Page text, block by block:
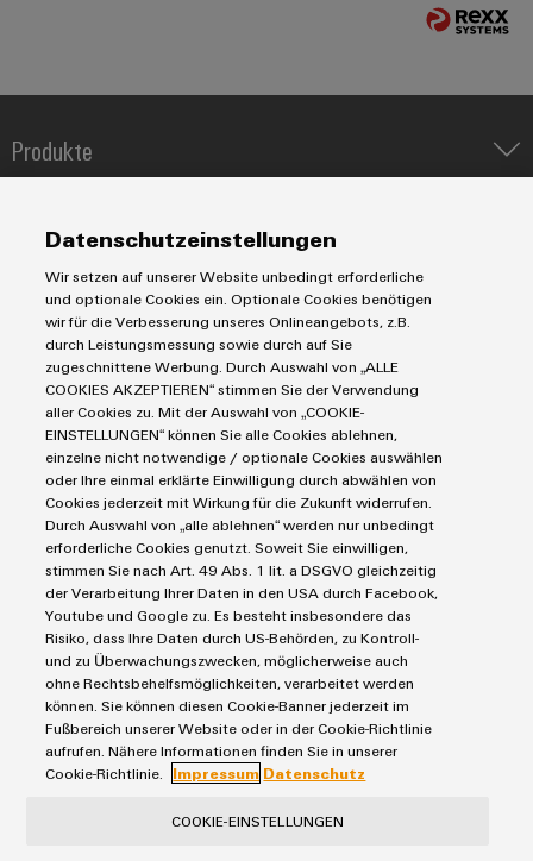
Ihre Industrie.
Industrial
Connectivity.
Weidmüller
Configurator
Digital
Engineering
neuen Niveau
‒ intuitiv,
schnell
Produkte
Koppelrelais
Leiterplattensteckverbinder und Leiterplattenklemmen
Markierungssysteme
Reihenklemmen
Stromversorgungen
Industrial IoT
Industrial Security
Single Pair Ethernet
Smart Metering
SNAP IN Anschlusstechnologie
Workplace Solutions
Service
Connectivity Consulting
eShop / Digitale Bestellmöglichkeiten
Engineering-Daten
PCB Connector Services
Support Center
Technische Produktkataloge
Weidmüller Configurator
Industrien
Datencenter
Gerätehersteller
Maschinenbau
Photovoltaik
Wasserstoff
Weidmüller Industry Match
Windenergie
Impressum
Einkaufs- /Lieferanteninformationen
Datenschutzerklärung
Cookie Richtlinie
Cookie Einstellungen
Weidmüller GmbH & Co KG
Klingenbergstraße 26
32758 Detmold
Tel.: +49 5231 14-280
Datenschutzeinstellungen
Wir setzen auf unserer Website unbedingt erforderliche
und optionale Cookies ein. Optionale Cookies benötigen
wir für die Verbesserung unseres Onlineangebots, z.B.
durch Leistungsmessung sowie durch auf Sie
zugeschnittene Werbung. Durch Auswahl von „ALLE
COOKIES AKZEPTIEREN“ stimmen Sie der Verwendung
aller Cookies zu. Mit der Auswahl von „COOKIE-
EINSTELLUNGEN“ können Sie alle Cookies ablehnen,
einzelne nicht notwendige / optionale Cookies auswählen
oder Ihre einmal erklärte Einwilligung durch abwählen von
Cookies jederzeit mit Wirkung für die Zukunft widerrufen.
Durch Auswahl von „alle ablehnen“ werden nur unbedingt
erforderliche Cookies genutzt. Soweit Sie einwilligen,
stimmen Sie nach Art. 49 Abs. 1 lit. a DSGVO gleichzeitig
der Verarbeitung Ihrer Daten in den USA durch Facebook,
Youtube und Google zu. Es besteht insbesondere das
Risiko, dass Ihre Daten durch US-Behörden, zu Kontroll-
und zu Überwachungszwecken, möglicherweise auch
ohne Rechtsbehelfsmöglichkeiten, verarbeitet werden
können. Sie können diesen Cookie-Banner jederzeit im
Fußbereich unserer Website oder in der Cookie-Richtlinie
aufrufen. Nähere Informationen finden Sie in unserer
Cookie-Richtlinie.
Impressum Datenschutz
COOKIE-EINSTELLUNGEN